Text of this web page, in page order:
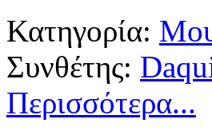
Κατηγορία:
Συνθέτης:
Περισσότερα...